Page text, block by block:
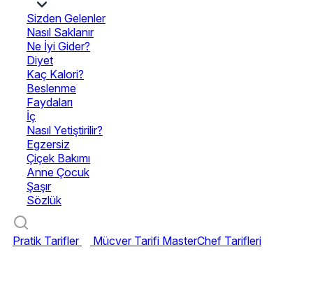
Sizden Gelenler
Nasıl Saklanır
Ne İyi Gider?
Diyet
Kaç Kalori?
Beslenme
Faydaları
İç
Nasıl Yetiştirilir?
Egzersiz
Çiçek Bakımı
Anne Çocuk
Şaşır
Sözlük
Pratik Tarifler Mücver Tarifi MasterChef Tarifleri